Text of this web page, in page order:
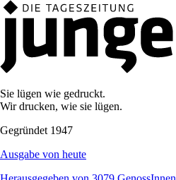
Sie lügen wie gedruckt.
Wir drucken, wie sie lügen.
Gegründet 1947
Ausgabe von heute